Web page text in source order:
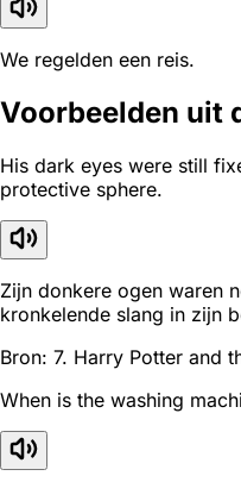
We regelden een reis.
Voorbeelden uit
His dark eyes were still
protective sphere.
Zijn donkere ogen waren
kronkelende slang in zijn
Bron: 7. Harry Potter and
When is the washing